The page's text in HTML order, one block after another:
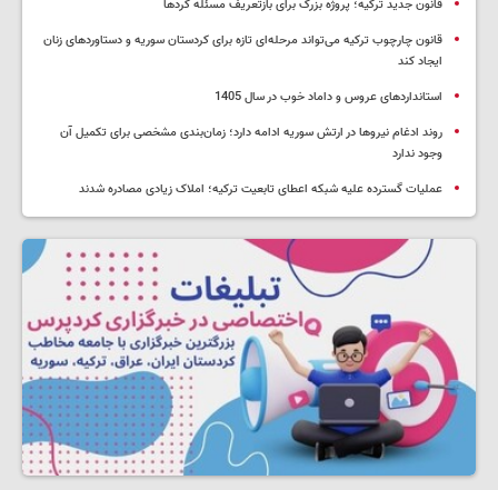
قانون جدید ترکیه؛ پروژه بزرگ‌ برای بازتعریف مسئله کردها
قانون چارچوب ترکیه می‌تواند مرحله‌ای تازه برای کردستان سوریه و دستاوردهای زنان
ایجاد کند
استانداردهای عروس و داماد خوب در سال 1405
روند ادغام نیروها در ارتش سوریه ادامه دارد؛ زمان‌بندی مشخصی برای تکمیل آن
وجود ندارد
عملیات گسترده علیه شبکه اعطای تابعیت ترکیه؛ املاک زیادی مصادره شدند